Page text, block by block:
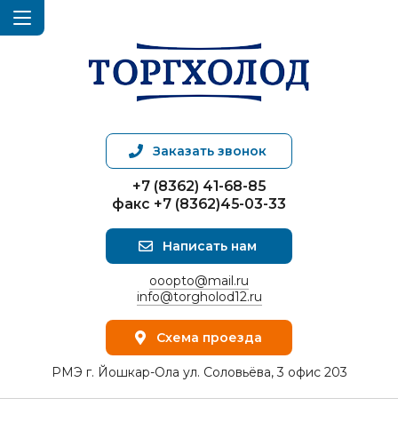
Заказать звонок
+7 (8362) 41-68-85
факс +7 (8362)45-03-33
Написать нам
ooopto@mail.ru
info@torgholod12.ru
Схема проезда
РМЭ г. Йошкар-Ола ул. Соловьёва, 3 офис 203